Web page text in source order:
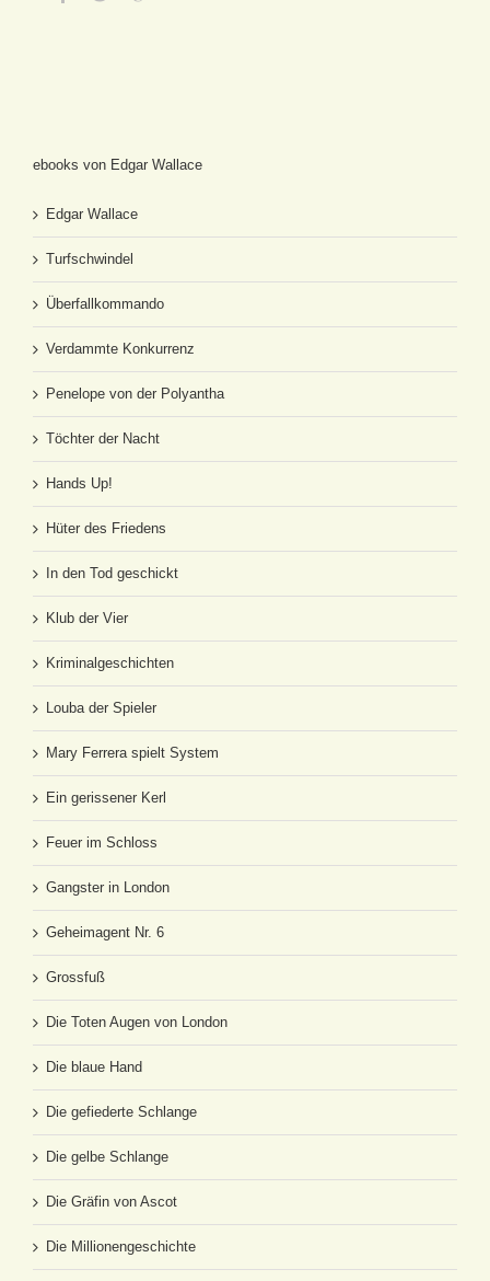
ebooks von Edgar Wallace
Edgar Wallace
Turfschwindel
Überfallkommando
Verdammte Konkurrenz
Penelope von der Polyantha
Töchter der Nacht
Hands Up!
Hüter des Friedens
In den Tod geschickt
Klub der Vier
Kriminalgeschichten
Louba der Spieler
Mary Ferrera spielt System
Ein gerissener Kerl
Feuer im Schloss
Gangster in London
Geheimagent Nr. 6
Grossfuß
Die Toten Augen von London
Die blaue Hand
Die gefiederte Schlange
Die gelbe Schlange
Die Gräfin von Ascot
Die Millionengeschichte